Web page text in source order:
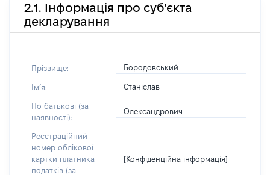
2.1. Інформація про суб'єкта
декларування
Прізвище: Бородовський
Імʼя: Станіслав
По батькові (за
наявності):
Олександрович
Реєстраційний
номер облікової
картки платника
податків (за
[Конфіденційна інформація]